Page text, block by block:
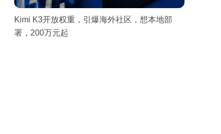
Kimi K3开放权重，引爆海外社区，想本地部
署，200万元起